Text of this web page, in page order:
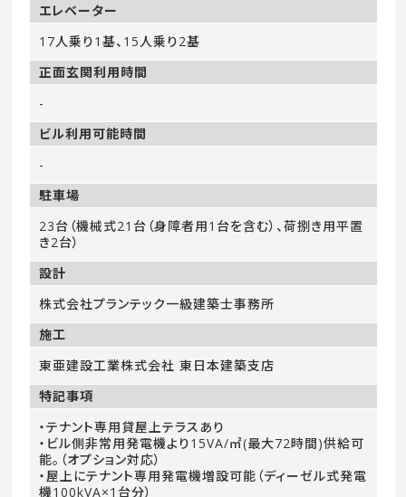
エレベーター
17人乗り1基、15人乗り2基
正面玄関利用時間
-
ビル利用可能時間
-
駐車場
23台（機械式21台（身障者用1台を含む）、荷捌き用平置
き2台）
設計
株式会社プランテック一級建築士事務所
施工
東亜建設工業株式会社 東日本建築支店
特記事項
・テナント専用貸屋上テラスあり
・ビル側非常用発電機より15VA/㎡(最大72時間)供給可
能。（オプション対応）
・屋上にテナント専用発電機増設可能（ディーゼル式発電
機100kVA×1台分）